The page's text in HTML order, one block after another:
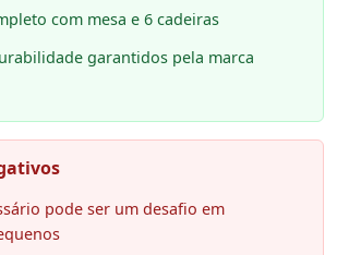
com mesa e 6 cadeiras
garantidos pela marca
pode ser um desafio em